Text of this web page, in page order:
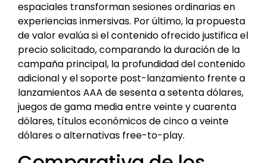
espaciales transforman sesiones ordinarias en
experiencias inmersivas. Por último, la propuesta
de valor evalúa si el contenido ofrecido justifica el
precio solicitado, comparando la duración de la
campaña principal, la profundidad del contenido
adicional y el soporte post-lanzamiento frente a
lanzamientos AAA de sesenta a setenta dólares,
juegos de gama media entre veinte y cuarenta
dólares, títulos económicos de cinco a veinte
dólares o alternativas free-to-play.